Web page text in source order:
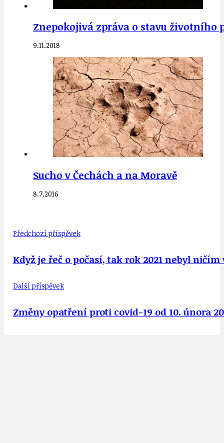
Znepokojivá zpráva o stavu životního
9.11.2018
Sucho v Čechách a na Moravě
8.7.2016
Předchozí příspěvek
Když je řeč o počasí, tak rok 2021 nebyl
Další příspěvek
Změny opatření proti covid-19 od 10. února